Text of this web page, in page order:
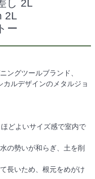
し 2L
2L
ー
ングツールブランド、
ルデザインのメタルジョ
どよいサイズ感で室内で
の勢いが和らぎ、土を削
長いため、根元をめがけ